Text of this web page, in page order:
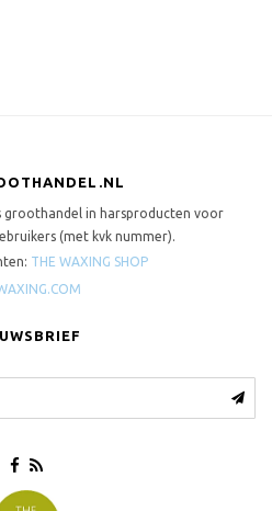
groothandel in harsproducten voor
(met kvk nummer).
THE WAXING SHOP